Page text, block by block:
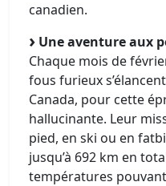
canadien.
Une aventure aux
Chaque mois de
fous furieux
Canada, pour cette
hallucinante. Leur
pied, en ski ou en
jusqu’à 692 km en
températures